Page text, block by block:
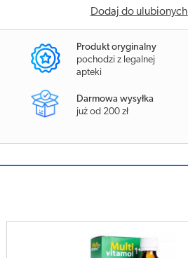
Dodaj do ulubionych
Produkt oryginalny
pochodzi z legalnej
apteki
Darmowa wysyłka
już od 200 zł